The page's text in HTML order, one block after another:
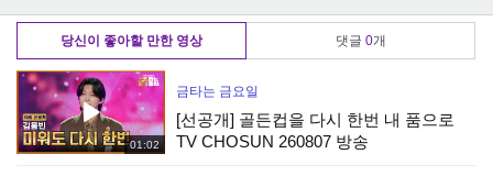
진｜신입사원 강회
장｜JTBC 260621
방송 외
입사원 강회장｜
JTBC 260621 방송
외
남편 반응｜신입사
260621 방송 외
당신이 좋아할 만한 영상 댓글 0개
01:02
금타는 금요일
[선공개] 골든컵을 다시 한번 내 품으로
TV CHOSUN 260807 방송